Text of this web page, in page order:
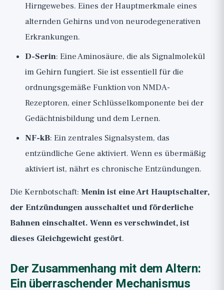
Hirngewebes. Eines der Hauptmerkmale eines
alternden Gehirns und von neurodegenerativen
Erkrankungen.
D-Serin: Eine Aminosäure, die als Signalmolekül
im Gehirn fungiert. Sie ist essentiell für die
ordnungsgemäße Funktion von NMDA-
Rezeptoren, einer Schlüsselkomponente bei der
Gedächtnisbildung und dem Lernen.
NF-kB: Ein zentrales Signalsystem, das
entzündliche Gene aktiviert. Wenn es übermäßig
aktiviert ist, nährt es chronische Entzündungen.
Die Kernbotschaft: Menin ist eine Art Hauptschalter,
der Entzündungen ausschaltet und förderliche
Bahnen einschaltet. Wenn es verschwindet, ist
dieses Gleichgewicht gestört.
Der Zusammenhang mit dem Altern:
Ein überraschender Mechanismus